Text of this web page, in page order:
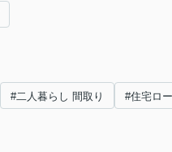
#二人暮らし 間取り #住宅ロ